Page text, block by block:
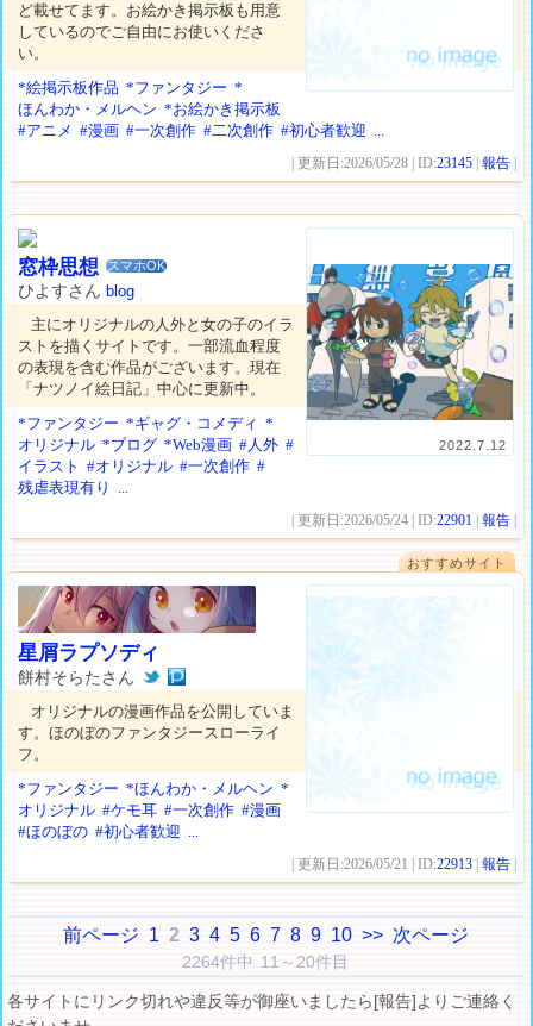
ど載せてます。お絵かき掲示板も用意
しているのでご自由にお使いくださ
い。
*絵掲示板作品 *ファンタジー *
ほんわか・メルヘン *お絵かき掲示板
#アニメ #漫画 #一次創作 #二次創作 #初心者歓迎 ...
| 更新日:2026/05/28 | ID:23145 |報告
2022.7.12
窓枠思想 スマホOK
ひよすさんblog
主にオリジナルの人外と女の子のイラ
ストを描くサイトです。一部流血程度
の表現を含む作品がございます。現在
「ナツノイ絵日記」中心に更新中。
*ファンタジー *ギャグ・コメディ *
オリジナル *ブログ *Web漫画 #人外 #
イラスト
#オリジナル #一次創作 #
残虐表現有り
...
| 更新日:2026/05/24 | ID:22901 |報告
おすすめサイト
星屑ラプソディ
餅村そらたさん
オリジナルの漫画作品を公開していま
す。ほのぼのファンタジースローライ
フ。
*ファンタジー *ほんわか・メルヘン *
オリジナル #ケモ耳 #一次創作 #漫画
#ほのぼの #初心者歓迎 ...
| 更新日:2026/05/21 | ID:22913 |報告
前ページ 1 2 3 4 5 6 7 8 9 10 >> 次ページ
2264件中 11～20件目
各サイトにリンク切れや違反等が御座いましたら[報告]よりご連絡く